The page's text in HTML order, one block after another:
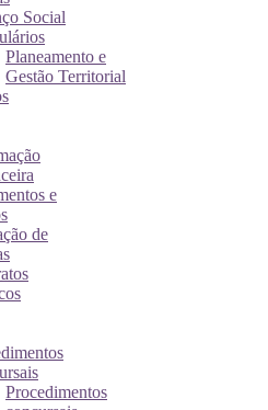
Social
Planeamento e
Gestão Territorial
e
de
Procedimentos